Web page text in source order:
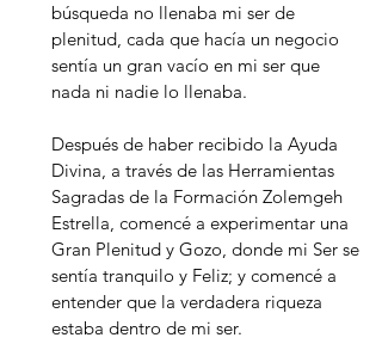
búsqueda no llenaba mi ser de
plenitud, cada que hacía un negocio
sentía un gran vacío en mi ser que
nada ni nadie lo llenaba.
Después de haber recibido la Ayuda
Divina, a través de las Herramientas
Sagradas de la Formación Zolemgeh
Estrella, comencé a experimentar una
Gran Plenitud y Gozo, donde mi Ser se
sentía tranquilo y Feliz; y comencé a
entender que la verdadera riqueza
estaba dentro de mi ser.